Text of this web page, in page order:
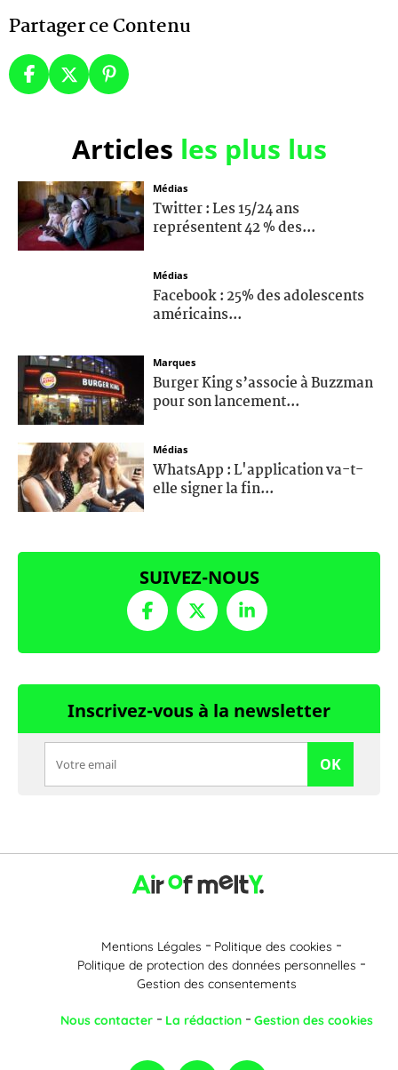
Partager ce Contenu
Articles les plus lus
Médias
Twitter : Les 15/24 ans
représentent 42 % des...
Médias
Facebook : 25% des adolescents
américains...
Marques
Burger King s’associe à Buzzman
pour son lancement...
Médias
WhatsApp : L'application va-t-
elle signer la fin...
SUIVEZ-NOUS
Inscrivez-vous à la newsletter
OK
Mentions Légales
Politique des cookies
Politique de protection des données personnelles
Gestion des consentements
Nous contacter La rédaction Gestion des cookies